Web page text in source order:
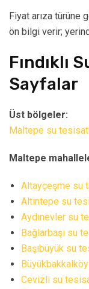
Fiyat arıza
ön bilgi verir;
Fındıklı
Sayfalar
Üst bölgeler:
Maltepe su
Maltepe
Altayçeşme su
Altıntepe su
Aydınevler su
Bağlarbaşı su
Başıbüyük su
Cevizli su